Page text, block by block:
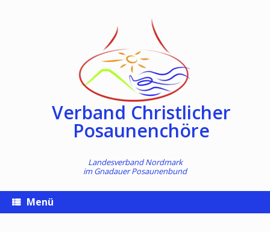
Verband Christlicher
Posaunenchöre
Landesverband Nordmark
imGnadauer Posaunenbund
Menü